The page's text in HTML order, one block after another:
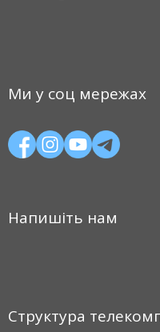
Ми у соц мережах
Напишіть нам
Структура